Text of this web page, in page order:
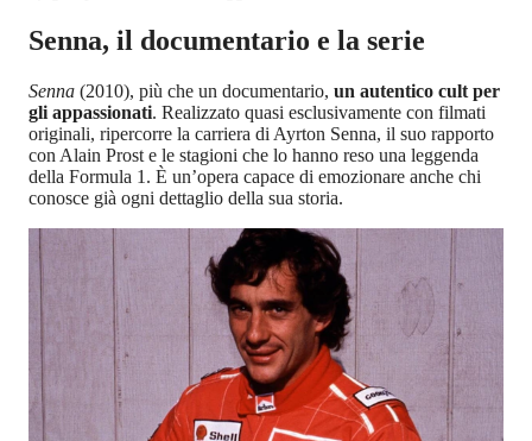
Senna, il documentario e la serie
Senna (2010), più che un documentario, un autentico cult per
gli appassionati. Realizzato quasi esclusivamente con filmati
originali, ripercorre la carriera di Ayrton Senna, il suo rapporto
con Alain Prost e le stagioni che lo hanno reso una leggenda
della Formula 1. È un’opera capace di emozionare anche chi
conosce già ogni dettaglio della sua storia.